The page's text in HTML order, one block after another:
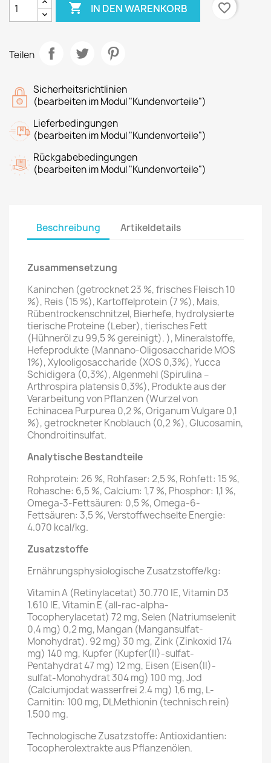
 IN DEN WARENKORB favorite_border
Teilen
Sicherheitsrichtlinien
(bearbeiten im Modul "Kundenvorteile")
Lieferbedingungen
(bearbeiten im Modul "Kundenvorteile")
Rückgabebedingungen
(bearbeiten im Modul "Kundenvorteile")
Beschreibung Artikeldetails
Zusammensetzung
Kaninchen (getrocknet 23 %, frisches Fleisch 10
%), Reis (15 %), Kartoffelprotein (7 %), Mais,
Rübentrockenschnitzel, Bierhefe, hydrolysierte
tierische Proteine ​​(Leber), tierisches Fett
(Hühneröl zu 99,5 % gereinigt). ), Mineralstoffe,
Hefeprodukte (Mannano-Oligosaccharide MOS
1%), Xylooligosaccharide (XOS 0,3%), Yucca
Schidigera (0,3%), Algenmehl (Spirulina –
Arthrospira platensis 0,3%), Produkte aus der
Verarbeitung von Pflanzen (Wurzel von
Echinacea Purpurea 0,2 %, Origanum Vulgare 0,1
%), getrockneter Knoblauch (0,2 %), Glucosamin,
Chondroitinsulfat.
AnalytischeBestandteile
Rohprotein: 26 %, Rohfaser: 2,5 %, Rohfett: 15 %,
Rohasche: 6,5 %, Calcium: 1,7 %, Phosphor: 1,1 %,
Omega-3-Fettsäuren: 0,5 %, Omega-6-
Fettsäuren: 3,5 %, Verstoffwechselte Energie:
4.070 kcal/kg.
Zusatzstoffe
Ernährungsphysiologische Zusatzstoffe/kg:
Vitamin A (Retinylacetat) 30.770 IE, Vitamin D3
1.610 IE, Vitamin E (all-rac-alpha-
Tocopherylacetat) 72 mg, Selen (Natriumselenit
0,4 mg) 0,2 mg, Mangan (Mangansulfat-
Monohydrat). 92 mg) 30 mg, Zink (Zinkoxid 174
mg) 140 mg, Kupfer (Kupfer(II)-sulfat-
Pentahydrat 47 mg) 12 mg, Eisen (Eisen(II)-
sulfat-Monohydrat 304 mg) 100 mg, Jod
(Calciumjodat wasserfrei 2.4 mg) 1,6 mg, L-
Carnitin: 100 mg, DLMethionin (technisch rein)
1.500 mg.
Technologische Zusatzstoffe: Antioxidantien:
Tocopherolextrakte aus Pflanzenölen.